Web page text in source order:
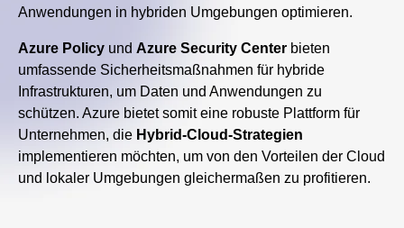
Anwendungen in hybriden Umgebungen optimieren.
Azure Policy und Azure Security Center bieten
umfassende Sicherheitsmaßnahmen für hybride
Infrastrukturen, um Daten und Anwendungen zu
schützen. Azure bietet somit eine robuste Plattform für
Unternehmen, die Hybrid-Cloud-Strategien
implementieren möchten, um von den Vorteilen der Cloud
und lokaler Umgebungen gleichermaßen zu profitieren.